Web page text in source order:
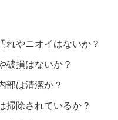
れやニオイはないか？
破損はないか？
部は清潔か？
掃除されているか？